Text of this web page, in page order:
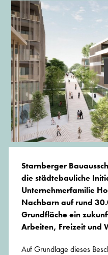
Starnberger
die städtebauliche
Unternehmerfamilie
Nachbarn auf rund
Grundfläche ein
Arbeiten, Freizeit und
Auf Grundlage dieses